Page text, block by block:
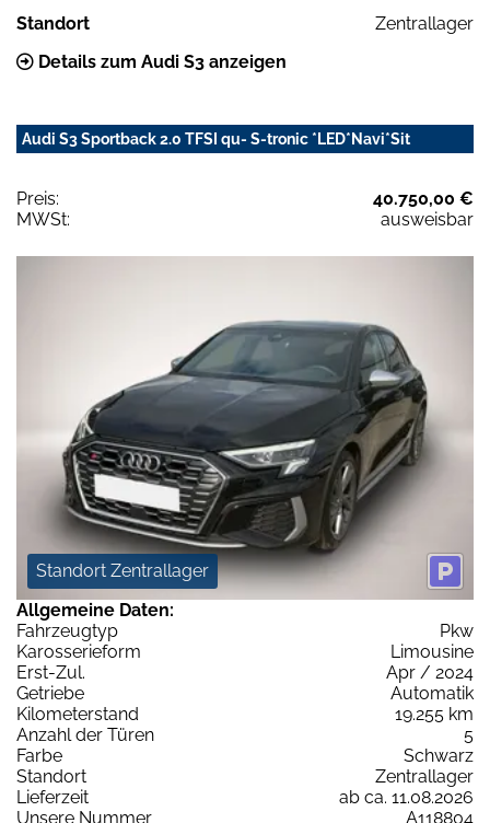
Standort
Zentrallager
Details zum Audi S3 anzeigen
Audi S3 Sportback 2.0 TFSI qu- S-tronic *LED*Navi*Sit
Preis:
40.750,00 €
MWSt:
ausweisbar
Standort Zentrallager
Allgemeine Daten:
Fahrzeugtyp
Pkw
Karosserieform
Limousine
Erst-Zul.
Apr / 2024
Getriebe
Automatik
Kilometerstand
19.255 km
Anzahl der Türen
5
Farbe
Schwarz
Standort
Zentrallager
Lieferzeit
ab ca. 11.08.2026
Unsere Nummer
A118804